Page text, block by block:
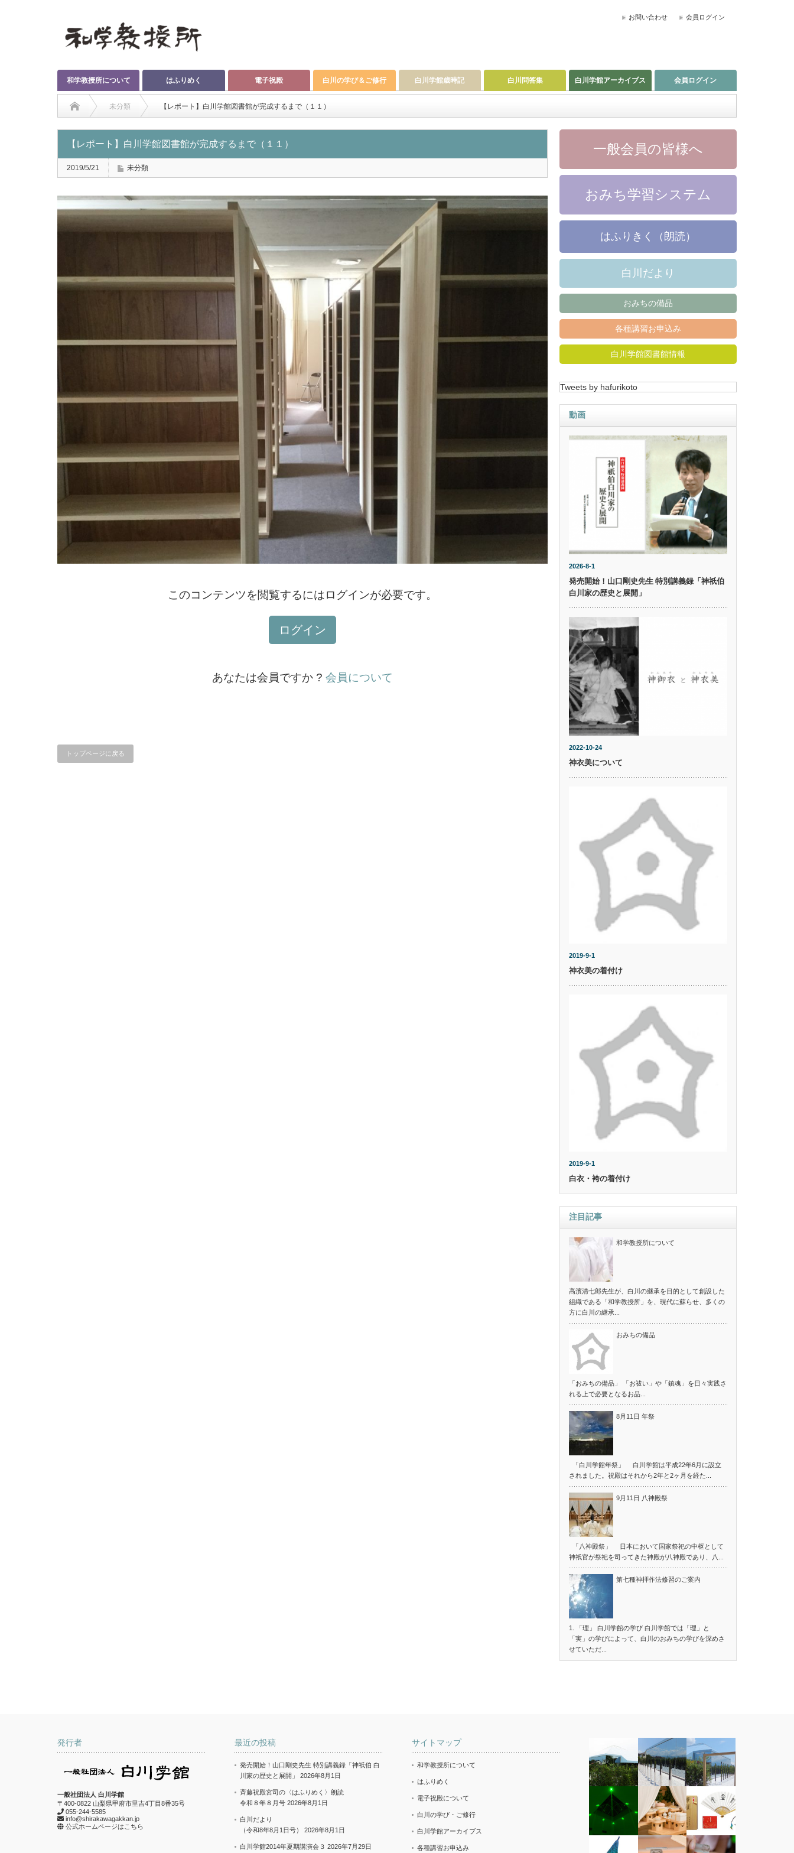
お問い合わせ 会員ログイン
和学教授所について はふりめく 電子祝殿 白川の学び＆ご修行 白川学館歳時記 白川問答集 白川学館アーカイブス 会員ログイン
未分類 【レポート】白川学館図書館が完成するまで（１１）
【レポート】白川学館図書館が完成するまで（１１）
2019/5/21 未分類
このコンテンツを閲覧するにはログインが必要です。
ログイン
あなたは会員ですか ? 会員について
トップページに戻る
一般会員の皆様へ
おみち学習システム
はふりきく（朗読）
白川だより
おみちの備品
各種講習お申込み
白川学館図書館情報
Tweets by hafurikoto
動画
2026-8-1
発売開始！山口剛史先生 特別講義録「神祇伯
白川家の歴史と展開」
2022-10-24
神衣美について
2019-9-1
神衣美の着付け
2019-9-1
白衣・袴の着付け
注目記事
和学教授所について
高濱清七郎先生が、白川の継承を目的として創設した
組織である「和学教授所」を、現代に蘇らせ、多くの
方に白川の継承...
おみちの備品
「おみちの備品」 「お祓い」や「鎮魂」を日々実践さ
れる上で必要となるお品...
8月11日 年祭
「白川学館年祭」 白川学館は平成22年6月に設立
されました。祝殿はそれから2年と2ヶ月を経た...
9月11日 八神殿祭
「八神殿祭」 日本において国家祭祀の中枢として
神祇官が祭祀を司ってきた神殿が八神殿であり、八...
第七種神拝作法修習のご案内
1. 「理」 白川学館の学び 白川学館では「理」と
「実」の学びによって、白川のおみちの学びを深めさ
せていただ...
発行者
一般社団法人 白川学館
〒400-0822 山梨県甲府市里吉4丁目8番35号
055-244-5585
info@shirakawagakkan.jp
公式ホームページはこちら
最近の投稿
発売開始！山口剛史先生 特別講義録「神祇伯 白
川家の歴史と展開」
2026年8月1日
斉藤祝殿宮司の〈はふりめく〉朗読
令和８年８月号 2026年8月1日
白川だより
（令和8年8月1日号）
2026年8月1日
白川学館2014年夏期講演会３ 2026年7月29日
サイトマップ
和学教授所について
はふりめく
電子祝殿について
白川の学び・ご修行
白川学館アーカイブス
各種講習お申込み